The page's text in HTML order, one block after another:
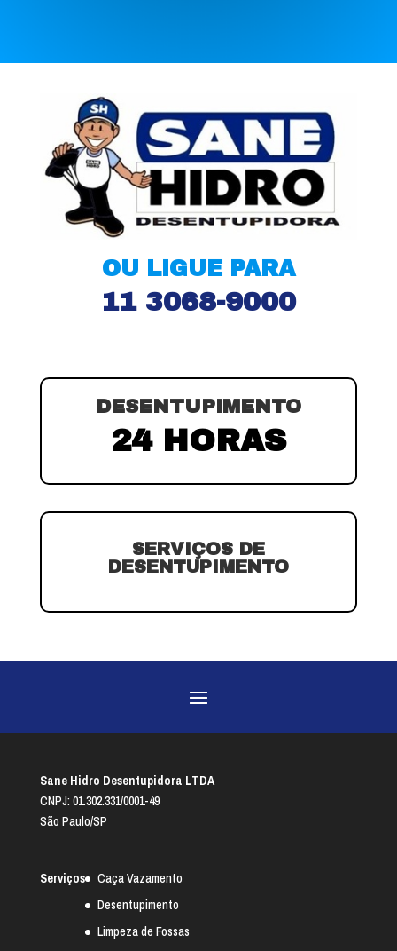
OU LIGUE PARA
11 3068-9000
DESENTUPIMENTO
24 HORAS
SERVIÇOS DE
DESENTUPIMENTO
Sane Hidro Desentupidora LTDA
CNPJ: 01.302.331/0001-49
São Paulo/SP
Serviços
Caça Vazamento
Desentupimento
Limpeza de Fossas